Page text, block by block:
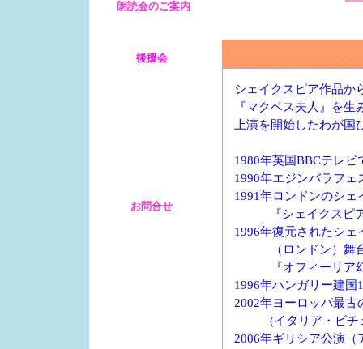
朗読会のご案内
後援会
お問合せ
シェイクスピア作品か
『マクベス夫人』を生
上演を開始したわが
1980年英国BBCテレビ
1990年エジンバラフェ
1991年ロンドンのシェ
『シェイクス
1996年復元されたシェ
（ロンドン）舞台
『オフィーリア幻
1996年ハンガリー建国
2002年ヨーロッパ最古
(イタリア・ビチ
2006年ギリシア公演（